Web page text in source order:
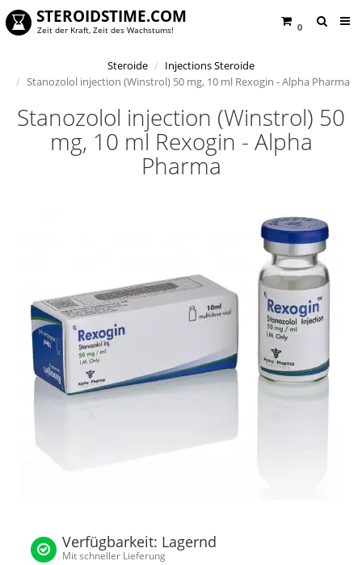
0
STEROIDSTIME.COM
Zeit der Kraft, Zeit des Wachstums!
Steroide
Injections Steroide
Stanozolol injection (Winstrol) 50 mg, 10 ml Rexogin - Alpha Pharma
Stanozolol injection (Winstrol) 50
mg, 10 ml Rexogin - Alpha
Pharma
Verfügbarkeit: Lagernd
Mit schneller Lieferung